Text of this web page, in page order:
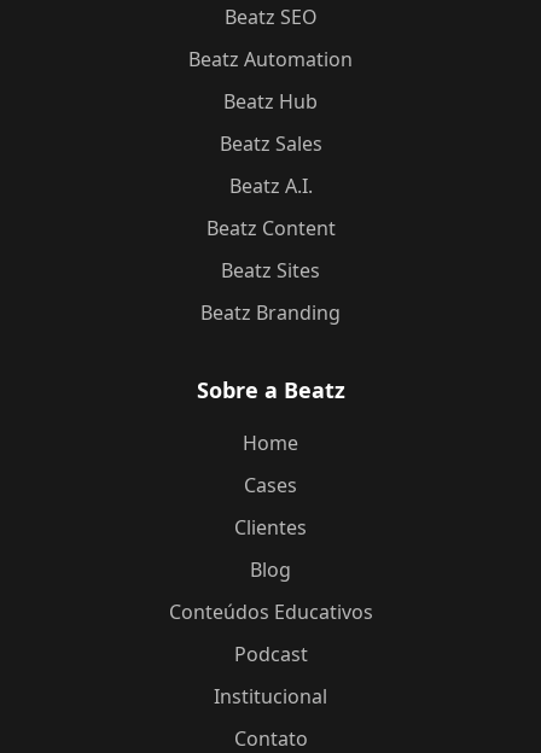
Beatz SEO
Beatz Automation
Beatz Hub
Beatz Sales
Beatz A.I.
Beatz Content
Beatz Sites
Beatz Branding
Sobre a Beatz
Home
Cases
Clientes
Blog
Conteúdos Educativos
Podcast
Institucional
Contato